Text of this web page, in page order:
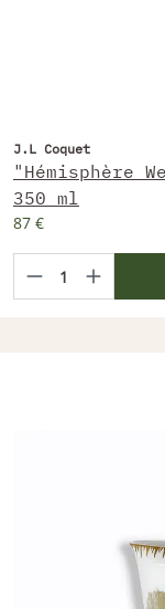
J.L Coquet
"Hémisphère
350 ml
87 €